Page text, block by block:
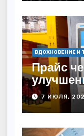
ВДОХНОВЕНИЕ И
Прайс
7 ИЮЛЯ,